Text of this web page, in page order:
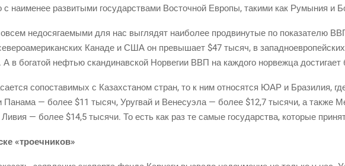
с наи­ме­нее раз­ви­ты­ми госу­дар­ства­ми Восточ­ной Евро­пы, таки­ми как Румы­ния и
недо­ся­га­е­мы­ми для нас выгля­дят наи­бо­лее про­дви­ну­тые по пока­за­те­лю
Кана­де и США он пре­вы­ша­ет $47 тысяч, в
А в бога­той нефтью скан­ди­нав­ской Нор­ве­гии ВВП на каж­до­го нор­веж­ца дости­га­ет
сопо­ста­ви­мых с Казах­ста­ном стран, то к ним отно­сят­ся ЮАР и Бра­зи­лия,
Пана­ма — более $11 тысяч, Уруг­вай и Вене­су­э­ла — более $12,7 тыся­чи, а так­же
— более $14,5 тыся­чи. То есть как раз те самые госу­дар­ства, кото­рые
«тро­еч­ни­ков»